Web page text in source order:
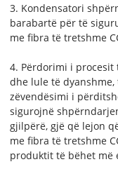
3. Kondensatori
barabartë për të
me fibra të tretshme
4. Përdorimi i
dhe lule të
zëvendësimi i
sigurojnë
gjilpërë, gjë që lejon
me fibra të tretshme
produktit të bëhet më